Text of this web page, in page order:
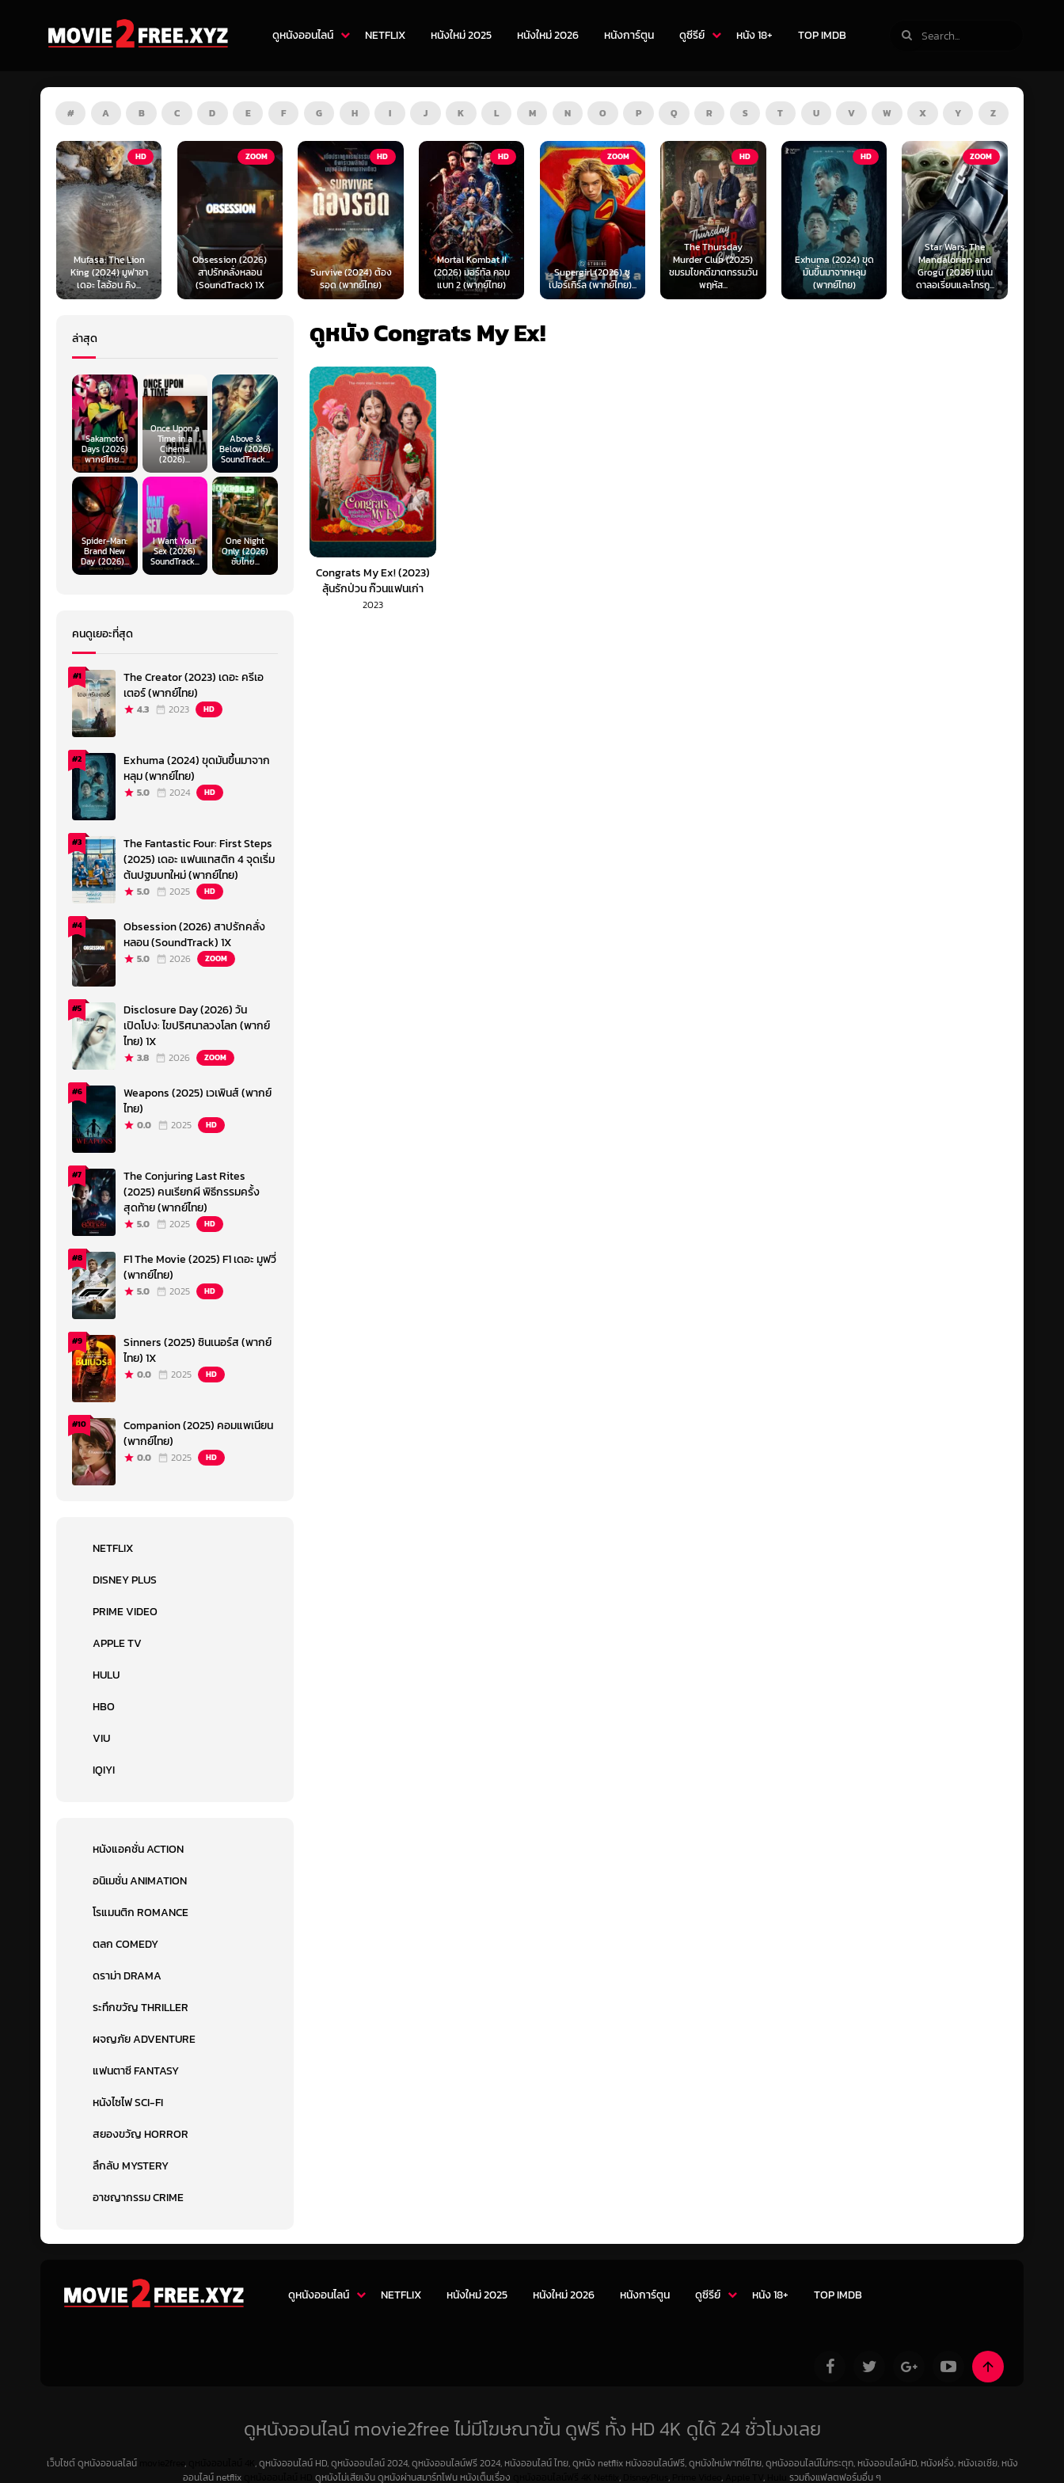
ดูหนังออนไลน์ NETFLIX หนังใหม่ 2025 หนังใหม่ 2026 หนังการ์ตูน ดูซีรีย์ หนัง 18+ TOP IMDB
# A B C D E F G H I J K L M N O P Q R S T U V W X Y Z
ZOOM
Obsession (2026)
สาปรักคลั่งหลอน
(SoundTrack) 1X
HD
Survive (2024) ต้อง
รอด (พากย์ไทย)
HD
Mortal Kombat II
(2026) มอร์ทัล คอม
แบท 2 (พากย์ไทย)
ZOOM
Supergirl (2026) ซู
เปอร์เกิร์ล (พากย์ไทย)...
HD
The Thursday
Murder Club (2025)
ชมรมไขคดีฆาตกรรมวัน
พฤหัส...
HD
Exhuma (2024) ขุด
มันขึ้นมาจากหลุม
(พากย์ไทย)
ZOOM
Star Wars: The
Mandalorian and
Grogu (2026) แมน
ดาลอเรี่ยนและโกรกู...
TV
The Last of Us
Season 1-2 (2025)
เดอะ ลาสต์ ออฟ อัส
ดูหนัง Congrats My Ex!
Congrats My Ex! (2023)
ลุ้นรักป่วน ก๊วนแฟนเก่า
2023
ล่าสุด
Sakamoto
Days (2026)
พากย์ไทย...
Once Upon a
Time in a
Cinema
(2026)...
Above &
Below (2026)
SoundTrack...
Spider-Man:
Brand New
Day (2026)...
I Want Your
Sex (2026)
SoundTrack...
One Night
Only (2026)
ซับไทย...
คนดูเยอะที่สุด
#1
The Creator (2023) เดอะ ครีเอ
เตอร์ (พากย์ไทย)
4.3 2023 HD
#2
Exhuma (2024) ขุดมันขึ้นมาจาก
หลุม (พากย์ไทย)
5.0 2024 HD
#3
The Fantastic Four: First Steps
(2025) เดอะ แฟนแทสติก 4 จุดเริ่ม
ต้นปฐมบทใหม่ (พากย์ไทย)
5.0 2025 HD
#4
Obsession (2026) สาปรักคลั่ง
หลอน (SoundTrack) 1X
5.0 2026 ZOOM
#5
Disclosure Day (2026) วัน
เปิดโปง: ไขปริศนาลวงโลก (พากย์
ไทย) 1X
3.8 2026 ZOOM
#6
Weapons (2025) เวเพินส์ (พากย์
ไทย)
0.0 2025 HD
#7
The Conjuring Last Rites
(2025) คนเรียกผี พิธีกรรมครั้ง
สุดท้าย (พากย์ไทย)
5.0 2025 HD
#8
F1 The Movie (2025) F1 เดอะ มูฟวี่
(พากย์ไทย)
5.0 2025 HD
#9
Sinners (2025) ซินเนอร์ส (พากย์
ไทย) 1X
0.0 2025 HD
#10
Companion (2025) คอมแพเนียน
(พากย์ไทย)
0.0 2025 HD
NETFLIX
DISNEY PLUS
PRIME VIDEO
APPLE TV
HULU
HBO
VIU
IQIYI
หนังแอคชั่น ACTION
อนิเมชั่น ANIMATION
โรแมนติก ROMANCE
ตลก COMEDY
ดราม่า DRAMA
ระทึกขวัญ THRILLER
ผจญภัย ADVENTURE
แฟนตาซี FANTASY
หนังไซไฟ SCI-FI
สยองขวัญ HORROR
ลึกลับ MYSTERY
อาชญากรรม CRIME
ดูหนังออนไลน์ NETFLIX หนังใหม่ 2025 หนังใหม่ 2026 หนังการ์ตูน ดูซีรีย์ หนัง 18+ TOP IMDB
ดูหนังออนไลน์ movie2free ไม่มีโฆษณาขั้น ดูฟรี ทั้ง HD 4K ดูได้ 24 ชั่วโมงเลย
เว็บไซต์ ดูหนังออนลไลน์ ,
, ดูหนังออนไลน์ HD, ดูหนังออนไลน์ 2024, ดูหนังออนไลน์ฟรี 2024, หนังออนไลน์ ไทย, ดูหนัง netflix หนังออนไลน์ฟรี, ดูหนังใหม่พากย์ไทย, ดูหนังออนไลน์ไม่กระตุก, หนังออนไลน์HD, หนังฝรั่ง, หนังเอเชีย, หนัง
ออนไลน์ netflix
ดูหนังไม่เสียเงิน ดูหนังผ่านสมาร์ทโฟน หนังเต็มเรื่อง , , , , รวมถึงแฟลตฟอร์มอื่น ๆ